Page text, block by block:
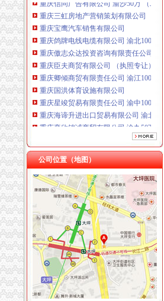
重庆三虹房地产营销策划有限公司
重庆宝鹰汽车销售有限公司
重庆鸽牌电线电缆有限公司 渝北10010
重庆傲志众达投资咨询有限责任公司 渝
重庆臣夫商贸有限公司 （执照专让）
重庆卿倾商贸有限责任公司 渝江100万
重庆国洪体育设施有限公司
重庆星竣贸易有限责任公司 渝中100万
重庆海谛升进出口贸易有限公司 渝北
重庆奕欣锦诚商贸有限公司 渝九50万 （
重庆信同广告有限公司 渝沙50万 （工商
重庆三虹房地产营销策划有限公司
重庆宝鹰汽车销售有限公司
公司位置（地图）
重庆海关在哪里
日淘包裹不幸被税,回忆一下我从重庆
重庆“铁公水空”各口岸全面实现7*24小
重庆海关在哪_重庆海关怎么走_怎么去
重庆海关-搜百科
重庆海关服务大厅页
【重庆海关】重庆海关电话,重庆海关地